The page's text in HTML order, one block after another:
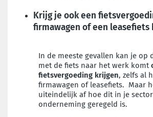
Krijg je ook een
firmawagen of een leasefiets
In de meeste gevallen kan je op
met de fiets naar het werk komt
fietsvergoeding krijgen, zelfs al
firmawagen of leasefiets. Maar
uiteindelijk af hoe dit in je
onderneming geregeld is.